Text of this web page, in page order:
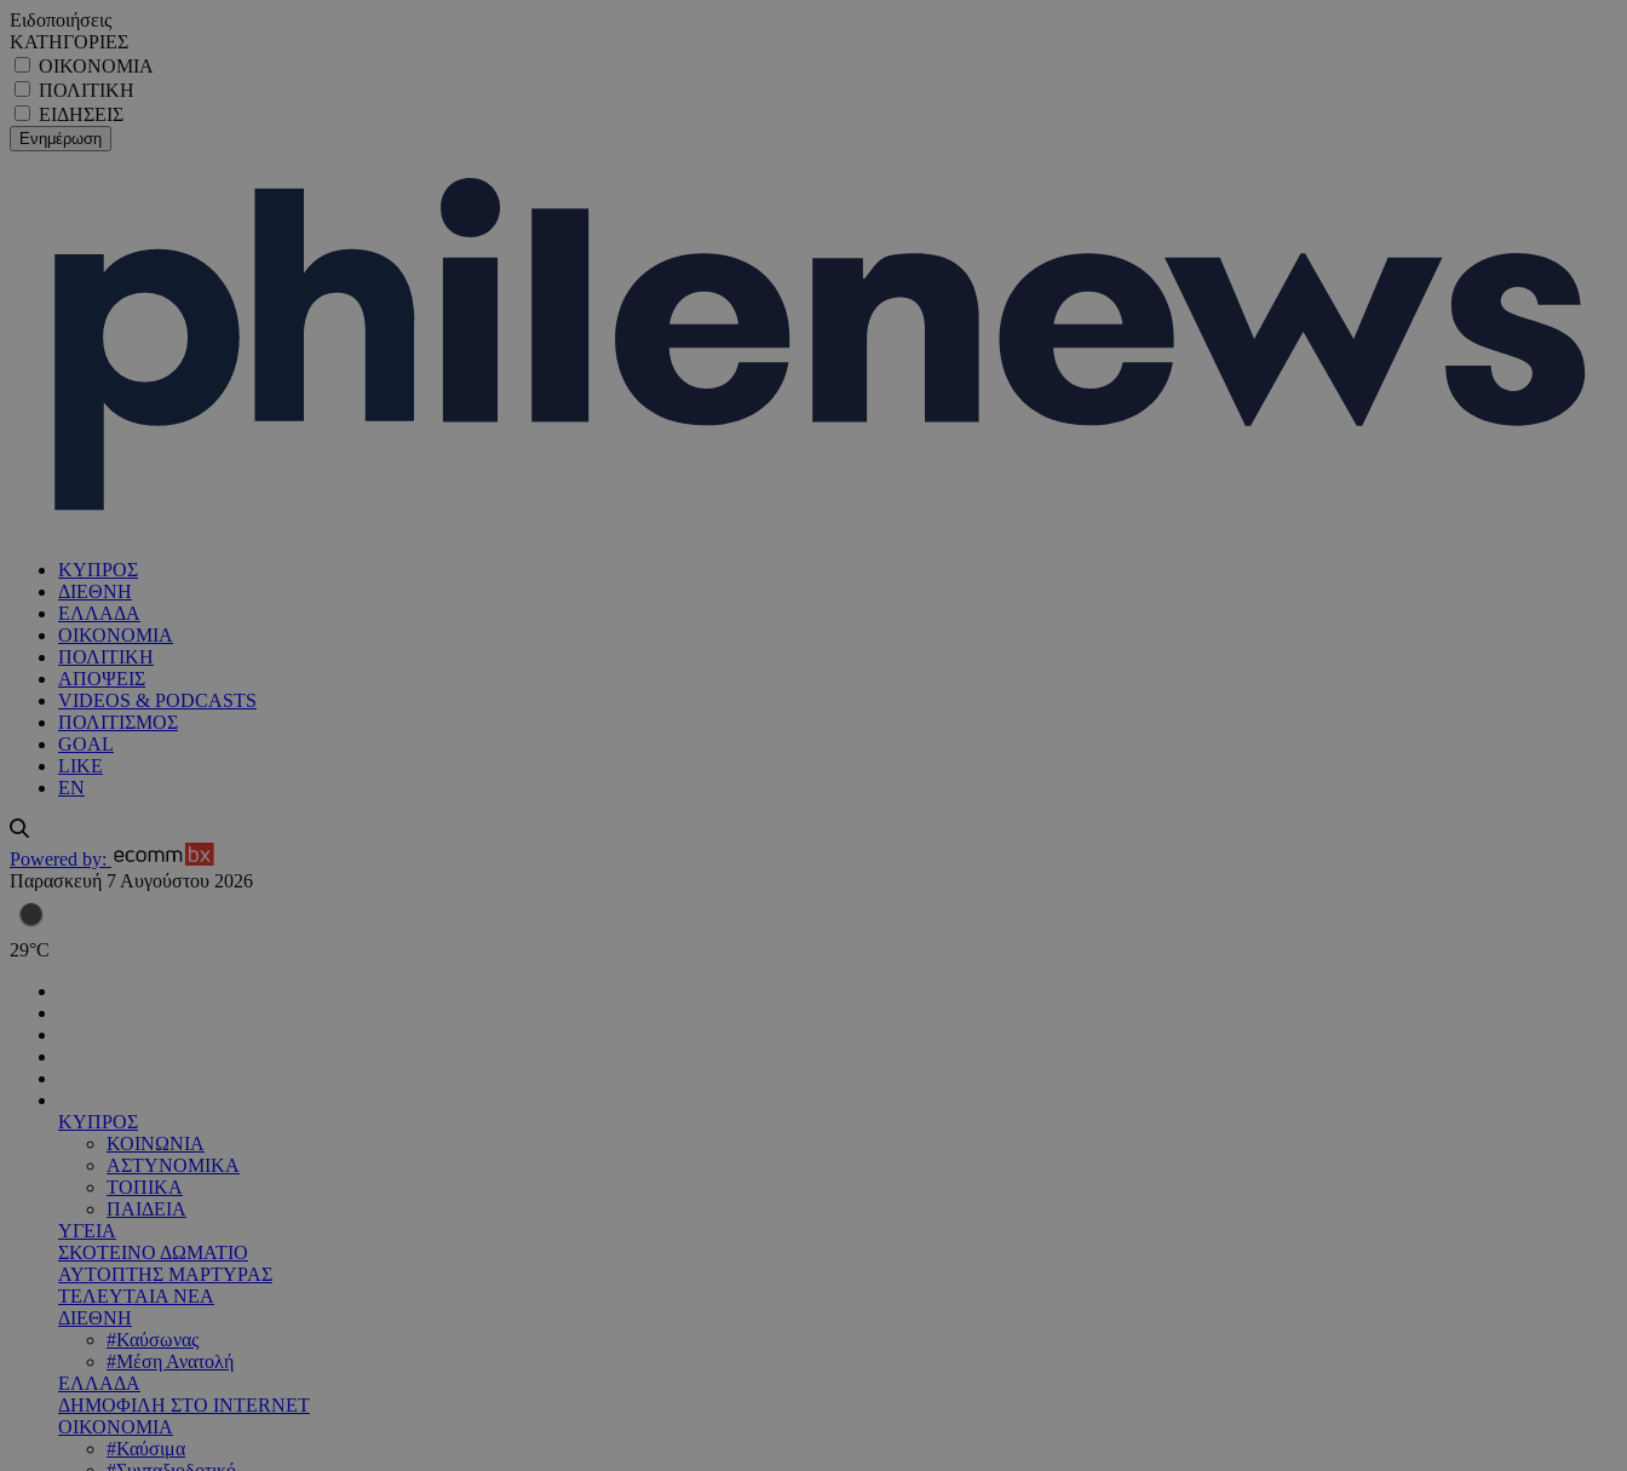
Ειδοποιήσεις
ΚΑΤΗΓΟΡΙΕΣ
ΟΙΚΟΝΟΜΙΑ
ΠΟΛΙΤΙΚΗ
ΕΙΔΗΣΕΙΣ
ΚΥΠΡΟΣ
ΔΙΕΘΝΗ
ΕΛΛΑΔΑ
ΟΙΚΟΝΟΜΙΑ
ΠΟΛΙΤΙΚΗ
ΑΠΟΨΕΙΣ
VIDEOS & PODCASTS
ΠΟΛΙΤΙΣΜΟΣ
GOAL
LIKE
EN
Powered by:
Παρασκευή 7 Αυγούστου 2026
29°C
ΚΥΠΡΟΣ
ΚΟΙΝΩΝΙΑ
ΑΣΤΥΝΟΜΙΚΑ
ΤΟΠΙΚΑ
ΠΑΙΔΕΙΑ
ΥΓΕΙΑ
ΣΚΟΤΕΙΝΟ ΔΩΜΑΤΙΟ
ΑΥΤΟΠΤΗΣ ΜΑΡΤΥΡΑΣ
ΤΕΛΕΥΤΑΙΑ ΝΕΑ
ΔΙΕΘΝΗ
#Καύσωνας
#Μέση Ανατολή
ΕΛΛΑΔΑ
ΔΗΜΟΦΙΛΗ ΣΤΟ INTERNET
ΟΙΚΟΝΟΜΙΑ
#Καύσιμα